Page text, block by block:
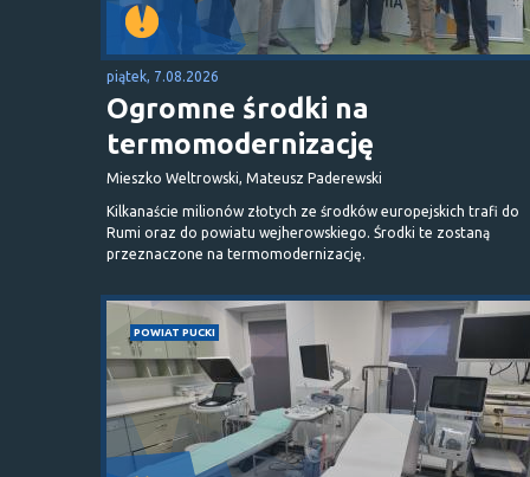
piątek, 7.08.2026
Ogromne środki na
termomodernizację
Mieszko Weltrowski, Mateusz Paderewski
Kilkanaście milionów złotych ze środków europejskich trafi do
Rumi oraz do powiatu wejherowskiego. Środki te zostaną
przeznaczone na termomodernizację.
POWIAT PUCKI